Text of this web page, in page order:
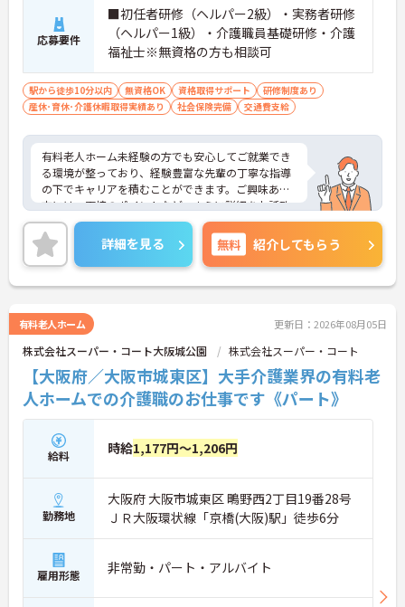
応募要件
■初任者研修（ヘルパー2級）・実務者研修
（ヘルパー1級）・介護職員基礎研修・介護
福祉士※無資格の方も相談可
駅から徒歩10分以内 無資格OK 資格取得サポート
研修制度あり
産休･育休･介護休暇取得実績あり
社会保険完備 交通費支給
有料老人ホーム未経験の方でも安心してご就業でき
る環境が整っており、経験豊富な先輩の丁寧な指導
の下でキャリアを積むことができます。ご興味ある
方には、面接のポイントなど、さらに詳細をお話致
しますのでお気軽にご相談ください。
詳細を見る 無料 紹介してもらう
有料老人ホーム 更新日：2026年08月05日
株式会社スーパー・コート大阪城公園 株式会社スーパー・コート
【大阪府／大阪市城東区】大手介護業界の有料老
人ホームでの介護職のお仕事です《パート》
給料 時給1,177円～1,206円
勤務地
大阪府 大阪市城東区 鴫野西2丁目19番28号
ＪＲ大阪環状線「京橋(大阪)駅」徒歩6分
雇用形態 非常勤・パート・アルバイト